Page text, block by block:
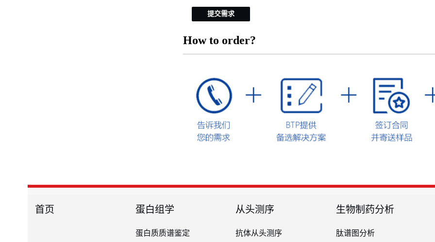
提交需求
How to order?
首页 蛋白组学
蛋白质质谱鉴定
从头测序
抗体从头测序
生物制药分析
肽谱图分析